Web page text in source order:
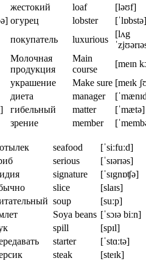
жестокий loaf
[ləʊf]
огурец lobster
[ˈlɒbstə]
покупатель luxurious
[lʌg
Молочная
продукция
Main
course
[meɪn
украшение Make sure [meɪk
диета manager
гибельный matter
[ˈmætə]
зрение member
seafood
[ˈsiːfuːd]
serious
[ˈsɪərɪəs]
signature
[ˈsɪgnɒʧə]
slice
[slaɪs]
soup
[suːp]
Soya beans [ˈsɔɪə biːn]
spill
[spɪl]
starter
[ˈstɑːtə]
steak
[steɪk]